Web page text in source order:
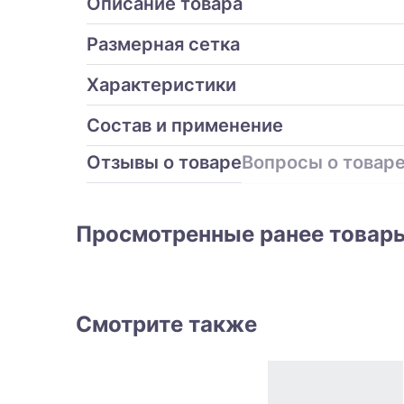
Размерная сетка
Характеристики
Состав и применение
Отзывы о товареВопросы о
Просмотренные ранее
Смотрите также